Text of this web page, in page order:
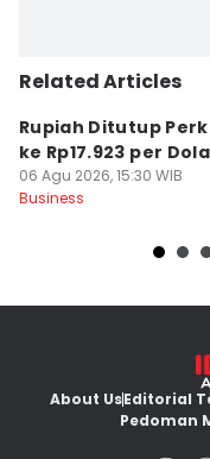
Related Articles
Rupiah Ditutup
ke Rp17.923 per
06 Agu 2026, 15:30 WIB
Business
About UsEditorial
Pedoman